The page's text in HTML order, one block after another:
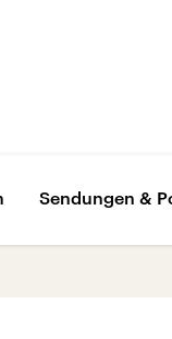
Sendungen &